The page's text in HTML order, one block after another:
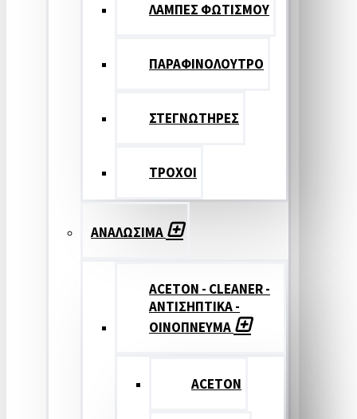
ΛΑΜΠΕΣ ΦΩΤΙΣΜΟΥ
ΠΑΡΑΦΙΝΟΛΟΥΤΡΟ
ΣΤΕΓΝΩΤΗΡΕΣ
ΤΡΟΧΟΙ
ΑΝΑΛΩΣΙΜΑ
ACETON - CLEANER -
ΑΝΤΙΣΗΠΤΙΚΑ -
ΟΙΝΟΠΝΕΥΜΑ
ACETON